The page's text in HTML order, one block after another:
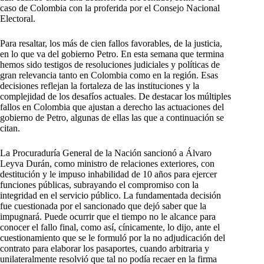
caso de Colombia con la proferida por el Consejo Nacional
Electoral.
Para resaltar, los más de cien fallos favorables, de la justicia,
en lo que va del gobierno Petro. En esta semana que termina
hemos sido testigos de resoluciones judiciales y políticas de
gran relevancia tanto en Colombia como en la región. Esas
decisiones reflejan la fortaleza de las instituciones y la
complejidad de los desafíos actuales. De destacar los múltiples
fallos en Colombia que ajustan a derecho las actuaciones del
gobierno de Petro, algunas de ellas las que a continuación se
citan.
La Procuraduría General de la Nación sancionó a Álvaro
Leyva Durán, como ministro de relaciones exteriores, con
destitución y le impuso inhabilidad de 10 años para ejercer
funciones públicas, subrayando el compromiso con la
integridad en el servicio público. La fundamentada decisión
fue cuestionada por el sancionado que dejó saber que la
impugnará. Puede ocurrir que el tiempo no le alcance para
conocer el fallo final, como así, cínicamente, lo dijo, ante el
cuestionamiento que se le formuló por la no adjudicación del
contrato para elaborar los pasaportes, cuando arbitraria y
unilateralmente resolvió que tal no podía recaer en la firma